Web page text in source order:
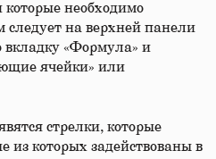
которые необходимо
следует на верхней панели
вкладку «Формула» и
ячейки» или
стрелки, которые
из которых задействованы в